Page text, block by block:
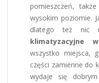
pomieszczeń,
wysokim poziomie.
dlatego też nic
klimatyzacyjne
wszystko miejsca,
części zamienne do
wydaje się dobrym